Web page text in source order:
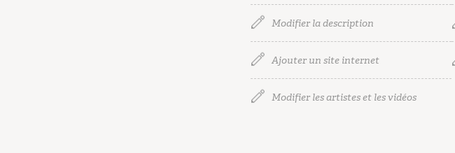
Modifier la description
Ajouter un site internet
Modifier les artistes et les vidéos